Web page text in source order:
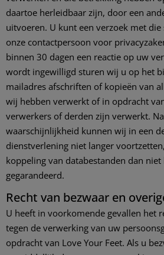
daartoe herleidbaar zijn, door een
uitvoeren. U kunt een verzoek met
onze contactpersoon voor
binnen 30 dagen een reactie op uw
wordt ingewilligd sturen wij u op het
mailadres afschriften of kopieën van
wij hebben verwerkt of in opdracht
verwerkers of derden zijn verwerkt.
waarschijnlijkheid kunnen wij in een
dienstverlening niet langer
koppeling van databestanden dan
gegarandeerd.
Recht van bezwaar en
U heeft in voorkomende gevallen het
tegen de verwerking van uw
opdracht van Love Your Feet. Als u